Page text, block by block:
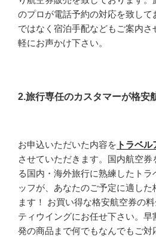
のプロが電話予約の対応を致して
ではなく宿泊手配などもご案内
軽にお声かけ下さい。
2.旅行専任のカスタマーが格安
お申込いただいた内容を トラベ
させていただきます。国内航空
る国内・海外旅行に熟練したトラ
ッフが、あなたのご予定に適した
ます！ お買い得な格安航空券の
ティウイングにお任せ下さい。早
発の商品まで何でもなんでもご